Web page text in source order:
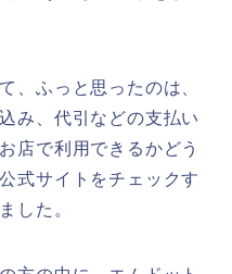
、ふっと思ったのは、
み、代引などの支払い
店で利用できるかどう
式サイトをチェックす
した。